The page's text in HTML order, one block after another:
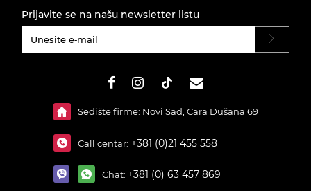
Prijavite se na našu newsletter listu
Sedište firme: Novi Sad, Cara Dušana 69
Call centar: +381 (0)21 455 558
Chat: +381 (0) 63 457 869